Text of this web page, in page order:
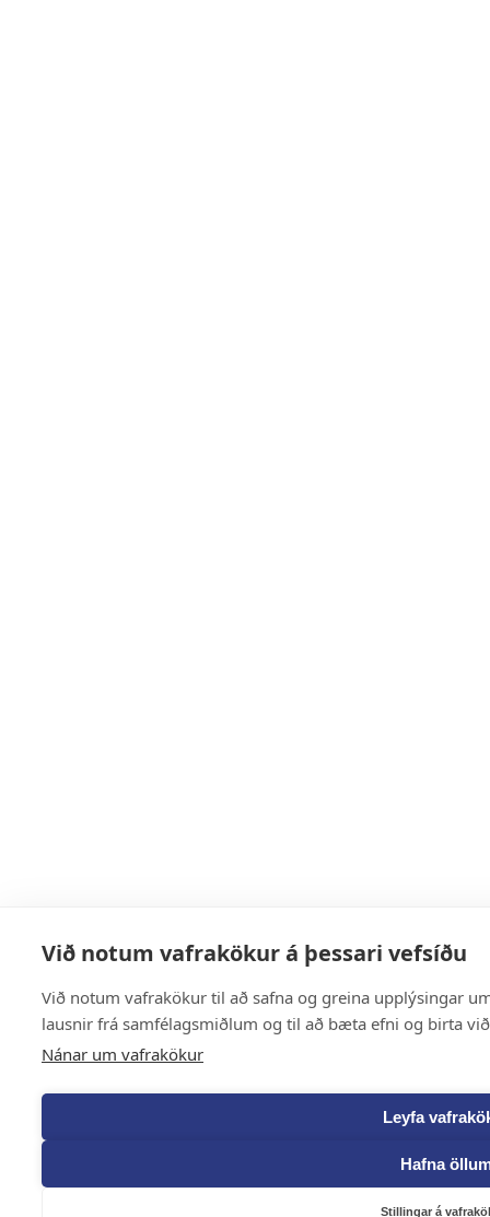
Við notum vafrakökur á þessari vefsíðu
Við notum vafrakökur til að safna og greina upplýsingar
lausnir frá samfélagsmiðlum og til að bæta efni og birta
Nánar um vafrakökur
Leyfa
Hafna
Stillingar á